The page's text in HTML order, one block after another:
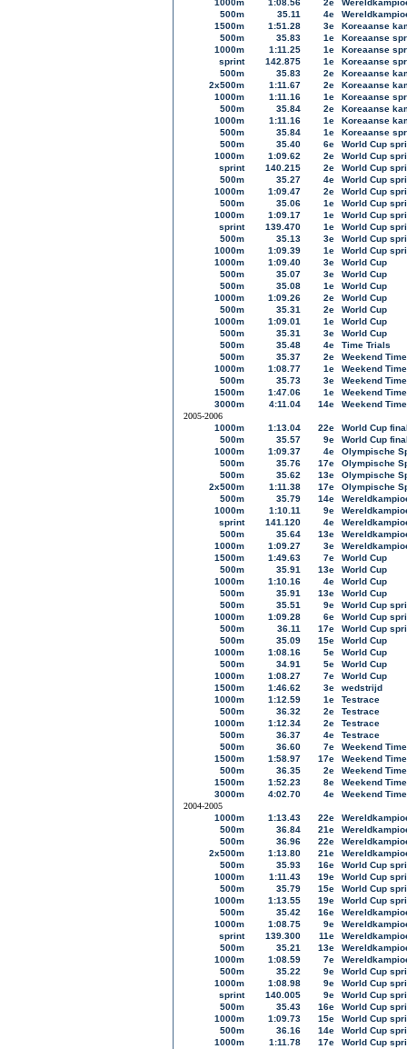
1000m 1:08.56 2e
500m
35.11 4e
1500m
1:51.28 3e
Koreaanse
500m
35.83 1e
Koreaanse
1000m
1:11.25 1e
Koreaanse
sprint
142.875 1e
Koreaanse
500m
35.83 2e
Koreaanse
2x500m
1:11.67 2e
Koreaanse
1000m
1:11.16 1e
Koreaanse
500m
35.84 2e
Koreaanse
1000m
1:11.16 1e
Koreaanse
500m
35.84 1e
Koreaanse
500m
35.40 6e
World Cup
1000m
1:09.62 2e
World Cup
sprint
140.215 2e
World Cup
500m
35.27 4e
World Cup
1000m
1:09.47 2e
World Cup
500m
35.06 1e
World Cup
1000m
1:09.17 1e
World Cup
sprint
139.470 1e
World Cup
500m
35.13 3e
World Cup
1000m
1:09.39 1e
World Cup
1000m
1:09.40 3e
World Cup
500m
35.07 3e
World Cup
500m
35.08 1e
World Cup
1000m
1:09.26 2e
World Cup
500m
35.31 2e
World Cup
1000m
1:09.01 1e
World Cup
500m
35.31 3e
World Cup
500m
35.48 4e
Time Trials
500m
35.37 2e
Weekend
1000m
1:08.77 1e
Weekend
500m
35.73 3e
Weekend
1500m
1:47.06 1e
Weekend
3000m
4:11.04 14e
Weekend
2005-2006
1000m
1:13.04 22e
World Cup
500m
35.57 9e
World Cup
1000m
1:09.37 4e
Olympische
500m
35.76 17e
Olympische
500m
35.62 13e
Olympische
2x500m
1:11.38 17e
Olympische
500m
35.79 14e
1000m
1:10.11 9e
sprint
141.120 4e
500m
35.64 13e
1000m
1:09.27 3e
1500m
1:49.63 7e
World Cup
500m
35.91 13e
World Cup
1000m
1:10.16 4e
World Cup
500m
35.91 13e
World Cup
500m
35.51 9e
World Cup
1000m
1:09.28 6e
World Cup
500m
36.11 17e
World Cup
500m
35.09 15e
World Cup
1000m
1:08.16 5e
World Cup
500m
34.91 5e
World Cup
1000m
1:08.27 7e
World Cup
1500m
1:46.62 3e
wedstrijd
1000m
1:12.59 1e
Testrace
500m
36.32 2e
Testrace
1000m
1:12.34 2e
Testrace
500m
36.37 4e
Testrace
500m
36.60 7e
Weekend
1500m
1:58.97 17e
Weekend
500m
36.35 2e
Weekend
1500m
1:52.23 8e
Weekend
3000m
4:02.70 4e
Weekend
2004-2005
1000m
1:13.43 22e
500m
36.84 21e
500m
36.96 22e
2x500m
1:13.80 21e
500m
35.93 16e
World Cup
1000m
1:11.43 19e
World Cup
500m
35.79 15e
World Cup
1000m
1:13.55 19e
World Cup
500m
35.42 16e
1000m
1:08.75 9e
sprint
139.300 11e
500m
35.21 13e
1000m
1:08.59 7e
500m
35.22 9e
World Cup
1000m
1:08.98 9e
World Cup
sprint
140.005 9e
World Cup
500m
35.43 16e
World Cup
1000m
1:09.73 15e
World Cup
500m
36.16 14e
World Cup
1000m
1:11.78 17e
World Cup